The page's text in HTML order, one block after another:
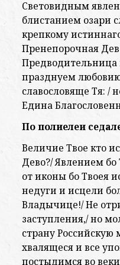
Световидным
блистанием озари
крепкому
Пренепорочная
Предводительница
празднуем
славословяще Тя: /
Едина
По полиелеи
Величие Твое кто
Дево?/ Явлением
от иконы бо Твоея
недуги и исцели
Владычице!/ Не
заступления,/ но
страну
хвалящеся и все
постыдимся во